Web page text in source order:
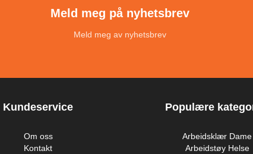
Meld meg på nyhetsbrev
Meld meg av nyhetsbrev
Kundeservice
Om oss
Kontakt
Populære
Arbeidsklær Dame
Arbeidstøy Helse